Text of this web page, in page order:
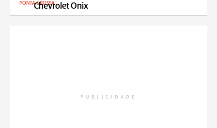
Chevrolet Onix
PONTA GROSSA
PUBLICIDADE